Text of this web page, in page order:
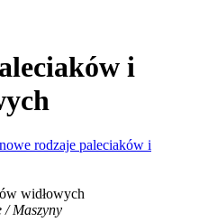
i
nowe rodzaje paleciaków i
widłowych
/ Maszyny